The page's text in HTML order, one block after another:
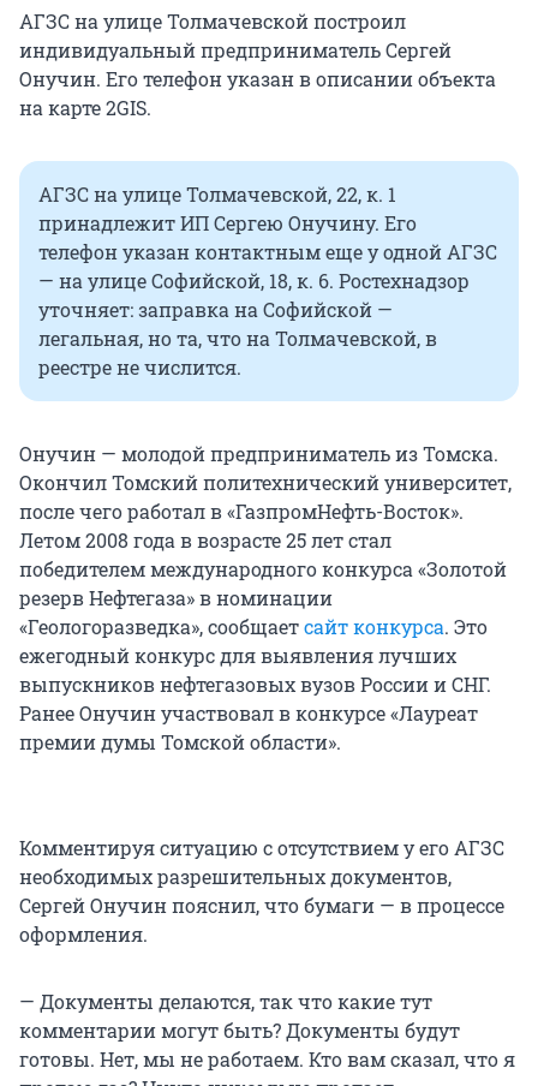
АГЗС на улице Толмачевской построил
индивидуальный предприниматель Сергей
Онучин. Его телефон указан в описании объекта
на карте 2GIS.
АГЗС на улице Толмачевской, 22, к. 1
принадлежит ИП Сергею Онучину. Его
телефон указан контактным еще у одной АГЗС
— на улице Софийской, 18, к. 6. Ростехнадзор
уточняет: заправка на Софийской —
легальная, но та, что на Толмачевской, в
реестре не числится.
Онучин — молодой предприниматель из Томска.
Окончил Томский политехнический университет,
после чего работал в «ГазпромНефть-Восток».
Летом 2008 года в возрасте 25 лет стал
победителем международного конкурса «Золотой
резерв Нефтегаза» в номинации
«Геологоразведка», сообщаетсайт конкурса. Это
ежегодный конкурс для выявления лучших
выпускников нефтегазовых вузов России и СНГ.
Ранее Онучин участвовал в конкурсе «Лауреат
премии думы Томской области».
Комментируя ситуацию с отсутствием у его АГЗС
необходимых разрешительных документов,
Сергей Онучин пояснил, что бумаги — в процессе
оформления.
— Документы делаются, так что какие тут
комментарии могут быть? Документы будут
готовы. Нет, мы не работаем. Кто вам сказал, что я